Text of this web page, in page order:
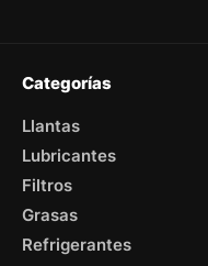
Categorías
Llantas
Lubricantes
Filtros
Grasas
Refrigerantes